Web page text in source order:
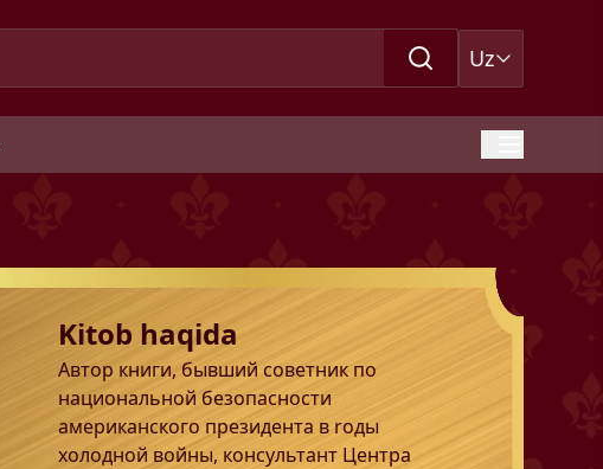
Uz
Kitob haqida
Автор книги, бывший советник по
национальной безопасности
американского президента в rоды
холодной войны, консультант Центра